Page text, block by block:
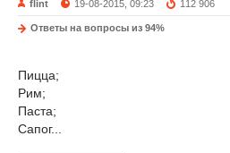
flint 19-08-2015, 09:23 112 906
Ответы на вопросы из 94%
Пицца;
Рим;
Паста;
Сапог...